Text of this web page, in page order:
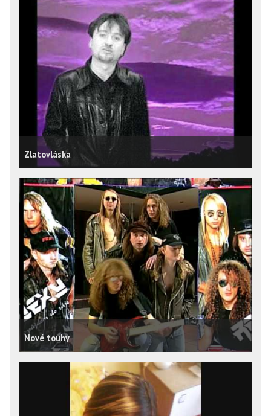
Zlatovláska
Nové touhy